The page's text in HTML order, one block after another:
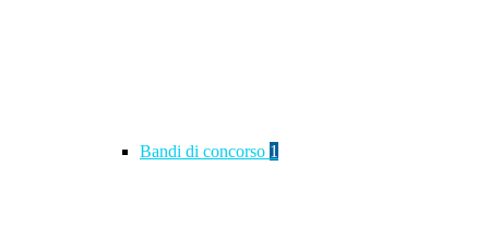
Bandi di concorso 1